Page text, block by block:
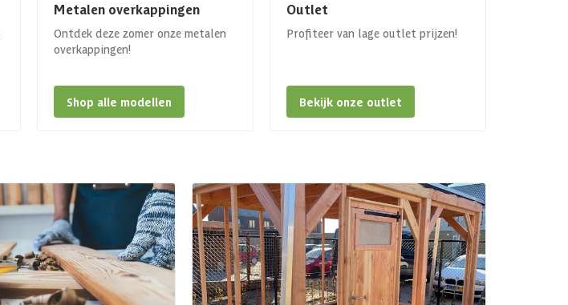
Metalen overkappingen
Ontdek deze zomer onze metalen
overkappingen!
Shop alle modellen
Outlet
Profiteer van lage outlet prijzen!
Bekijk onze outlet